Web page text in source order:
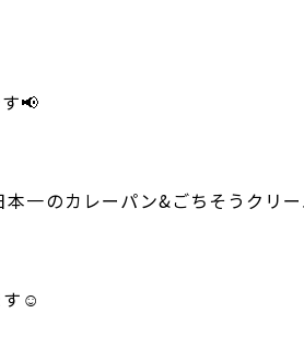
📢
一のカレーパン&ごちそうクリ
す☺️